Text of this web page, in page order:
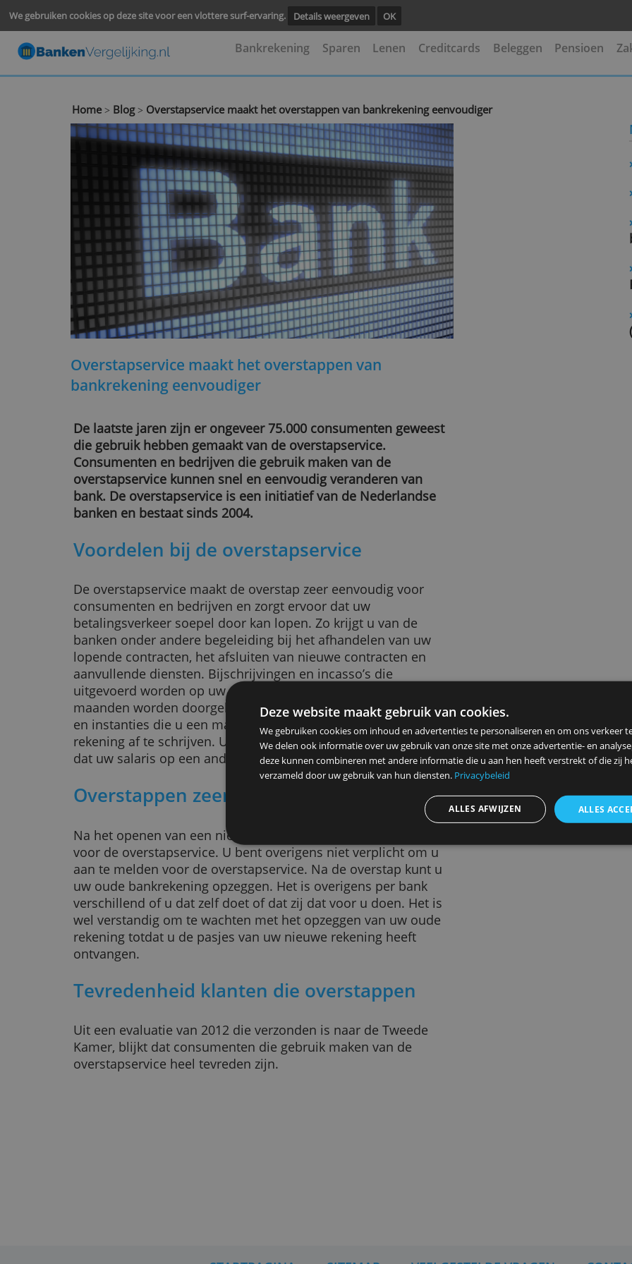
We gebruiken cookies op deze site voor een vlottere surf-ervaring. Details weergeven
Bankrekening Sparen Lenen Creditcards Beleggen
Home>Blog>Overstapservice maakt het overstappen van bankrekening eenvoudiger
bankrekening eenvoudiger
De laatste jaren zijn er ongeveer 75.000 consumenten geweest
die gebruik hebben gemaakt van de overstapservice.
overstapservice kunnen snel en eenvoudig veranderen van
bank. De overstapservice is een initiatief van de Nederlandse
banken en bestaat sinds 2004.
Voordelen bij de overstapservice
De overstapservice maakt de overstap zeer eenvoudig voor
consumenten en bedrijven en zorgt ervoor dat uw
betalingsverkeer soepel door kan lopen. Zo krijgt u van de
banken onder andere begeleiding bij het afhandelen van uw
lopende contracten, het afsluiten van nieuwe contracten en
aanvullende diensten. Bijschrijvingen en incasso’s die
uitgevoerd worden op uw oude rekening zullen gedurende 13
maanden worden doorgeleid. De bank informeert alle bedrijven
en instanties die u een machtiging heeft gegeven om van uw
rekening af te schrijven. U moet wel zelf uw werkgever inlichten
dat uw salaris op een andere rekening gestort dient te worden.
Overstappen zeer eenvoudig
Na het openen van een nieuwe bankrekening meldt u zich aan
voor de overstapservice. U bent overigens niet verplicht om u
aan te melden voor de overstapservice. Na de overstap kunt u
uw oude bankrekening opzeggen. Het is overigens per bank
verschillend of u dat zelf doet of dat zij dat voor u doen. Het is
wel verstandig om te wachten met het opzeggen van uw oude
rekening totdat u de pasjes van uw nieuwe rekening heeft
Deze website maakt gebruik van cookies.
We gebruiken cookies om inhoud en advertenties te personaliseren
We delen ook informatie over uw gebruik van onze site met onze
deze kunnen combineren met andere informatie die u aan hen heeft
verzameld door uw gebruik van hun diensten.